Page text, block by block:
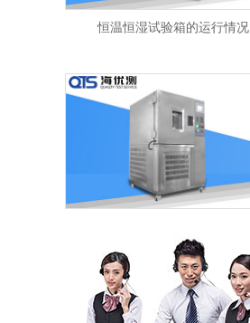
恒温恒湿试验箱的运行情况